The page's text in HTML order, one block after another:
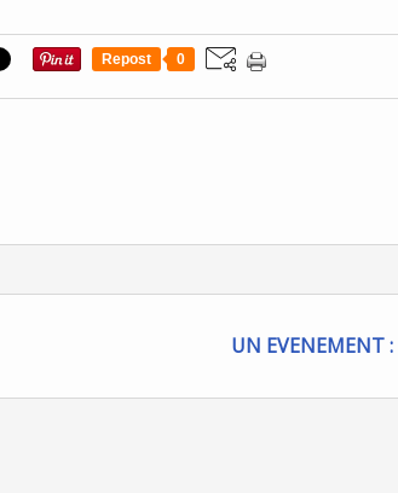
Repost 0
UN EVENEMENT :